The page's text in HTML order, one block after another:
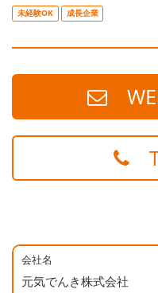
未経験OK 成長企業
会社名
元気でんき株式会社